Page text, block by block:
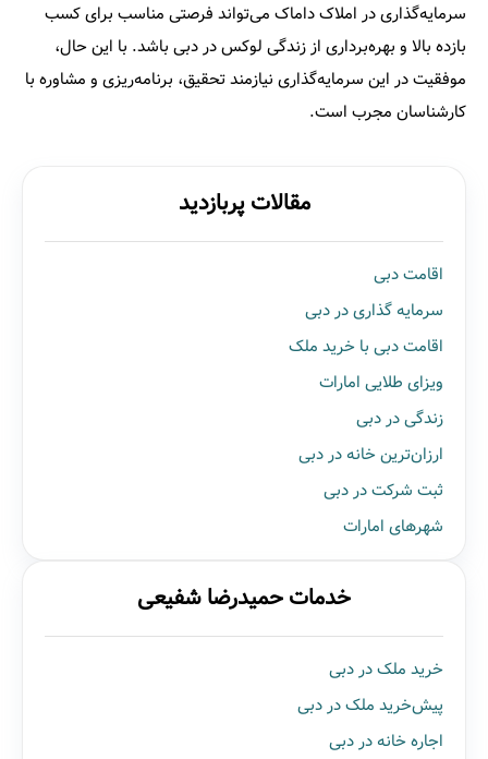
مقالات پربازدید
اقامت دبی
سرمایه گذاری در دبی
اقامت دبی با خرید ملک
ویزای طلایی امارات
زندگی در دبی
ارزان‌ترین خانه در دبی
ثبت شرکت در دبی
شهرهای امارات
خدمات حمیدرضا شفیعی
خرید ملک در دبی
پیش‌خرید ملک در دبی
اجاره خانه در دبی
سرمایه‌گذاری در املاک داماک می‌تواند فرصتی مناسب برای کسب
بازده بالا و بهره‌برداری از زندگی لوکس در دبی باشد. با این حال،
موفقیت در این سرمایه‌گذاری نیازمند تحقیق، برنامه‌ریزی و مشاوره با
کارشناسان مجرب است.​